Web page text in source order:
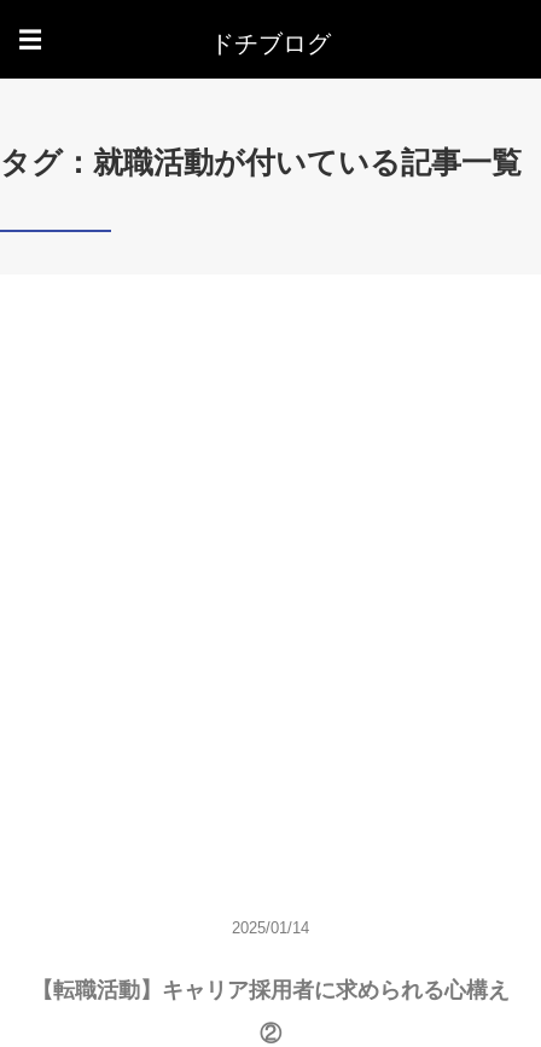
☰ ドチブログ
タグ：就職活動が付いている記事一覧
2025/01/14
【転職活動】キャリア採用者に求められる心構え
②